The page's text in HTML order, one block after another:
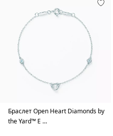
Браслет Open Heart Diamonds by
the Yard™ E …